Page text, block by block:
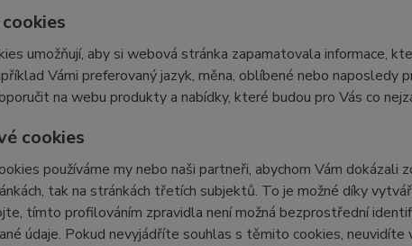
umožňují, aby si webová stránka zapamatovala informace,
Vámi preferovaný jazyk, měna, oblíbené nebo
na webu produkty a nabídky, které budou pro Vás co
cookies
používáme my nebo naši partneři, abychom Vám dokázali
tak na stránkách třetích subjektů. To je možné díky
tímto profilováním zpravidla není možná bezprostřední
údaje. Pokud nevyjádříte souhlas s těmito cookies, neuvidíte